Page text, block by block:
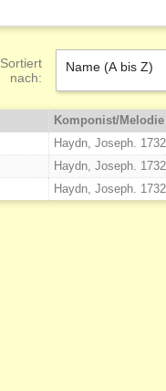
Sortiert
nach:
Name (A bis Z)
Komponist/Melodie
Haydn, Joseph.
Haydn, Joseph.
Haydn, Joseph.